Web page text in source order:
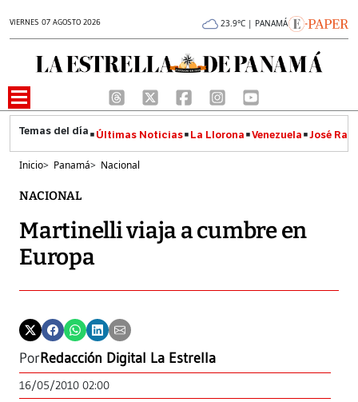
VIERNES 07 AGOSTO 2026 23.9°C | PANAMÁ
Últimas Noticias La Llorona Venezuela José
Inicio> Panamá> Nacional
NACIONAL
Martinelli viaja a cumbre en
Europa
PorRedacción Digital La Estrella
16/05/2010 02:00